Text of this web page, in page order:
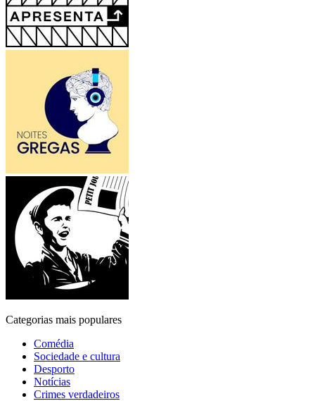
Categorias mais populares
Comédia
Sociedade e cultura
Desporto
Notícias
Crimes verdadeiros